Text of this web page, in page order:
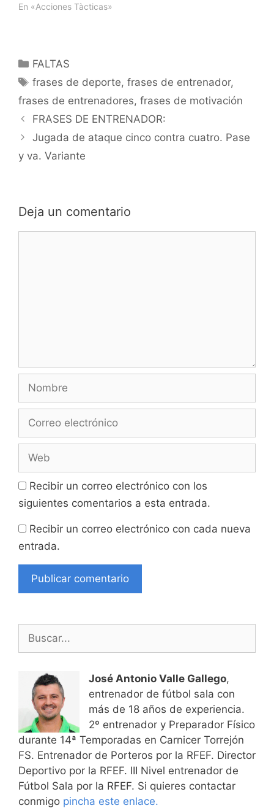
aceptè excusas para
algo es un estupido."
Tony Nadal ( Tio y
En «Acciones Tàcticas»
Categorías
FALTAS
Etiquetas
frases de deporte,frases de entrenador,
frases de entrenadores, frases de motivación
Navegación
de
entradas
FRASES DE ENTRENADOR:
Jugada de ataque cinco contra cuatro. Pase
y va. Variante
Deja un comentario
electrónico
Recibir un correo electrónico con los
siguientes comentarios a esta entrada.
Recibir un correo electrónico con cada nueva
entrada.
José Antonio Valle Gallego,
entrenador de fútbol sala con
más de 18 años de experiencia.
2º entrenador y Preparador Físico
durante 14ª Temporadas en Carnicer Torrejón
FS. Entrenador de Porteros por la RFEF. Director
Deportivo por la RFEF. III Nivel entrenador de
Fútbol Sala por la RFEF. Si quieres contactar
conmigo pincha este enlace.